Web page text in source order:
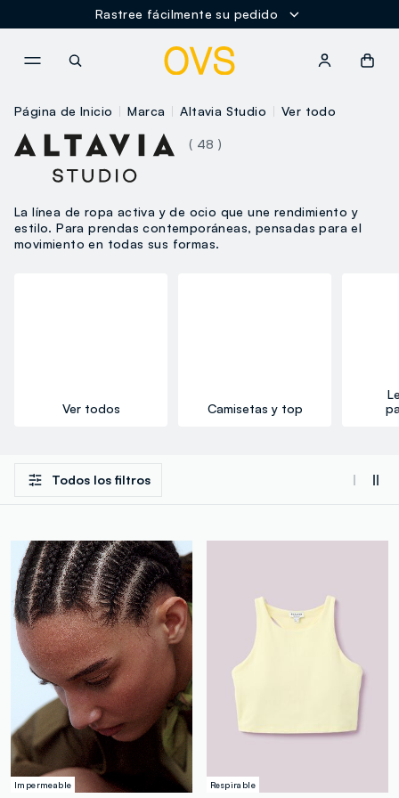
Rastree fácilmente su pedido
Página de Inicio Marca Altavia Studio Ver todo
( 48 )
La línea de ropa activa y de ocio que une rendimiento y
estilo. Para prendas contemporáneas, pensadas para el
movimiento en todas sus formas.
Ver todos Camisetas y top
Todos los filtros
Impermeable Respirable